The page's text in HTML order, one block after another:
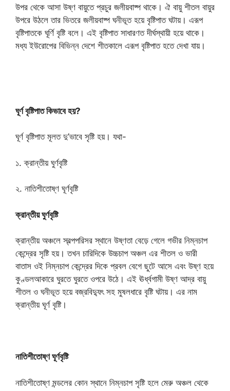
উপর থেকে আসা উষ্ণ বায়ুতে প্রচুর জলীয়বাষ্প থাকে। ঐ বায়ু শীতল বায়ুর
উপরে উঠলে তার ভিতরে জলীয়বাষ্প ঘনীভূত হয়ে বৃষ্টিপাত ঘটায়। এরূপ
বৃষ্টিপাতকে ঘূর্ণি বৃষ্টি বলে। এই বৃষ্টিপাত সাধারণত দীর্ঘস্থায়ী হয়ে থাকে।
মধ্য ইউরোপের বিভিন্ন দেশে শীতকালে এরূপ বৃষ্টিপাত হতে দেখা যায়।
ঘূর্ণ বৃষ্টিপাত কিভাবে হয়?
ঘূর্ণ বৃষ্টিপাত মূলত দু’ভাবে সৃষ্টি হয়। যথা-
১. ক্রান্তীয় ঘুর্ণবৃষ্টি
২. নাতিশীতোষ্ণ ঘূর্ণবৃষ্টি
ক্রান্তীয় ঘুর্ণবৃষ্টি
ক্রান্তীয় অঞ্চলে স্বল্পপরিসর স্থানে উষ্ণতা বেড়ে গেলে গভীর নিম্নচাপ
কেন্দ্রের সৃষ্টি হয়। তখন চারিদিকে উচ্চচাপ অঞ্চল এর শীতল ও ভারী
বাতাস ওই নিম্নচাপ কেন্দ্রের দিকে প্রবল বেগে ছুটে আসে এবং উষ্ণ হয়ে
কুণ্ডলআকারে ঘুরতে ঘুরতে ওপরে উঠে। এই ঊর্ধ্বগামী উষ্ণ আদ্র বায়ু
শীতল ও ঘনীভূত হয়ে বজ্রবিদ্যুৎ সহ মুষলধারে বৃষ্টি ঘটায়। এর নাম
ক্রান্তীয় ঘূর্ণ বৃষ্টি।
নাতিশীতোষ্ণ ঘূর্ণবৃষ্টি
নাতিশীতোষ্ণ মন্ডলের কোন স্থানে নিম্নচাপ সৃষ্টি হলে মেরু অঞ্চল থেকে